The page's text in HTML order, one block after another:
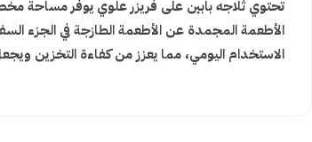
تحتوي ثلاجه بابين على فريزر علوي يوفر مساحة
الأطعمة المجمدة عن الأطعمة الطازجة في الجزء
الاستخدام اليومي، مما يعزز من كفاءة التخزين